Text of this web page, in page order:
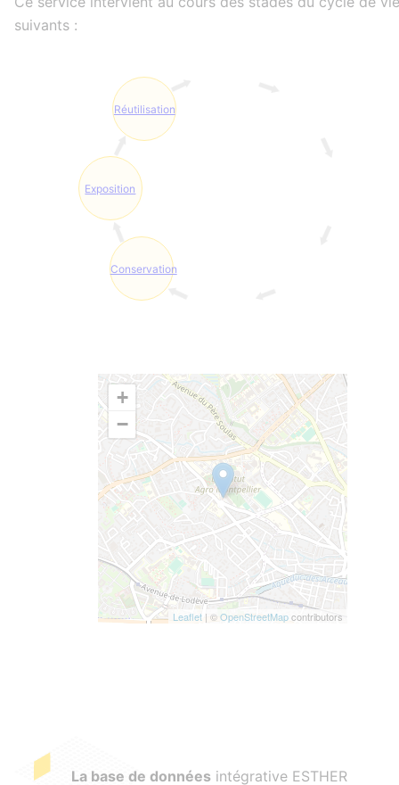
suivants :
Conservation
Exposition
Réutilisation
+
−
Leaflet| ©OpenStreetMapcontributors
La base de données intégrative ESTHER